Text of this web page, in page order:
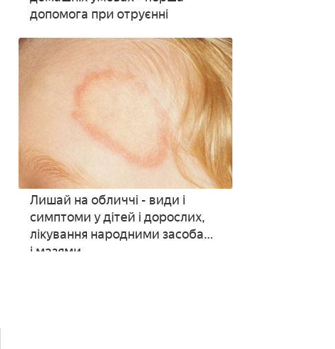
допомога при отруєнні
Лишай на обличчі - види і
симптоми у дітей і дорослих,
лікування народними засобами
і мазями